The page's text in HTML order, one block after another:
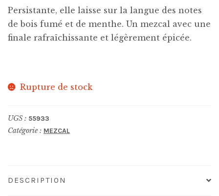
Persistante, elle laisse sur la langue des notes
de bois fumé et de menthe. Un mezcal avec une
finale rafraîchissante et légèrement épicée.
Rupture de stock
UGS : 55933
Catégorie : MEZCAL
DESCRIPTION